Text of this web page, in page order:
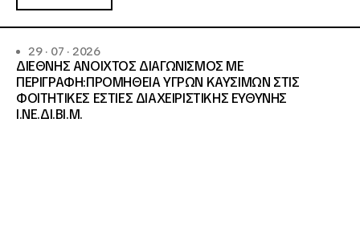
29 · 07 · 2026
ΔΙΕΘΝΗΣ ΑΝΟΙΧΤΟΣ ΔΙΑΓΩΝΙΣΜΟΣ ΜΕ
ΠΕΡΙΓΡΑΦΗ:ΠΡΟΜΗΘΕΙΑ ΥΓΡΩΝ ΚΑΥΣΙΜΩΝ ΣΤΙΣ
ΦΟΙΤΗΤΙΚΕΣ ΕΣΤΙΕΣ ΔΙΑΧΕΙΡΙΣΤΙΚΗΣ ΕΥΘΥΝΗΣ
Ι.ΝΕ.ΔΙ.ΒΙ.Μ.